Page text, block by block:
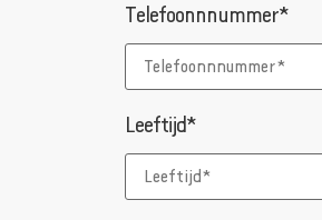
Telefoonnnummer*
Leeftijd*